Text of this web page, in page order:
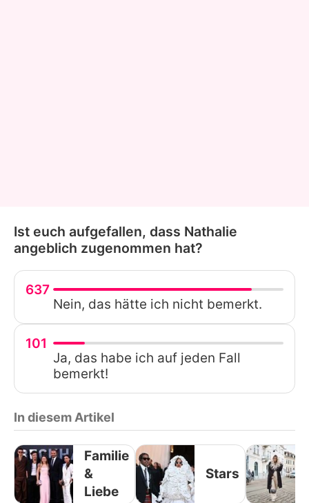
Ist euch aufgefallen, dass Nathalie
angeblich zugenommen hat?
637
Nein, das hätte ich nicht bemerkt.
101
Ja, das habe ich auf jeden Fall
bemerkt!
In diesem Artikel
Familie
&
Liebe
Stars